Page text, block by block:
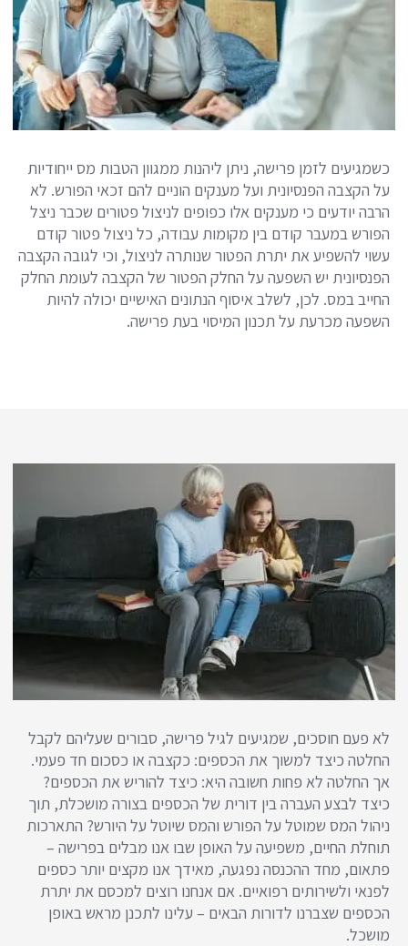
כשמגיעים לזמן פרישה, ניתן ליהנות ממגוון הטבות מס ייחודיות
על הקצבה הפנסיונית ועל מענקים הוניים להם זכאי הפורש. לא
הרבה יודעים כי מענקים אלו כפופים לניצול פטורים שכבר ניצל
הפורש במעבר קודם בין מקומות עבודה, כל ניצול פטור קודם
עשוי להשפיע את יתרת הפטור שנותרה לניצול, וכי לגובה הקצבה
הפנסיונית יש השפעה על החלק הפטור של הקצבה לעומת החלק
החייב במס. לכן, לשלב איסוף הנתונים האישיים יכולה להיות
השפעה מכרעת על תכנון המיסוי בעת פרישה.
לא פעם חוסכים, שמגיעים לגיל פרישה, סבורים שעליהם לקבל
החלטה כיצד למשוך את הכספים: כקצבה או כסכום חד פעמי.
אך החלטה לא פחות חשובה היא: כיצד להוריש את הכספים?
כיצד לבצע העברה בין דורית של הכספים בצורה מושכלת, תוך
ניהול המס שמוטל על הפורש והמס שיוטל על היורש? התארכות
תוחלת החיים, משפיעה על האופן שבו אנו מבלים בפרישה –
פתאום, מחד ההכנסה נפגעה, מאידך אנו מקצים יותר כספים
לפנאי ולשירותים רפואיים. אם אנחנו רוצים למכסם את יתרת
הכספים שצברנו לדורות הבאים – עלינו לתכנן מראש באופן
מושכל.